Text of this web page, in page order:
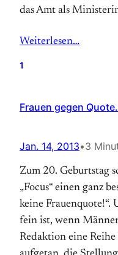
das Amt als
Weiterlesen…
1
Frauen gegen
Jan. 14, 2013•3
Zum 20. Geburtstag
„Focus“ einen ganz
keine
fein ist, wenn
Redaktion eine